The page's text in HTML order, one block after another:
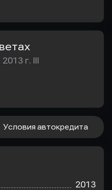
г. III
Условия автокредита
2013